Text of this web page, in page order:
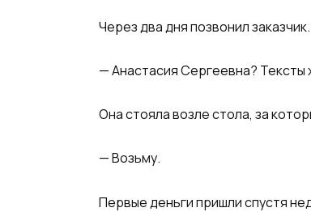
Через два дня позвонил заказчик.
— Анастасия Сергеевна?
Она стояла возле стола, за
— Возьму.
Первые деньги пришли спустя